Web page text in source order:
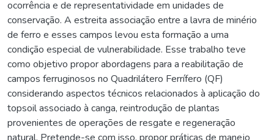
ocorrência e de representatividade em unidades de
conservação. A estreita associação entre a lavra de minério
de ferro e esses campos levou esta formação a uma
condição especial de vulnerabilidade. Esse trabalho teve
como objetivo propor abordagens para a reabilitação de
campos ferruginosos no Quadrilátero Ferrífero (QF)
considerando aspectos técnicos relacionados à aplicação do
topsoil associado à canga, reintrodução de plantas
provenientes de operações de resgate e regeneração